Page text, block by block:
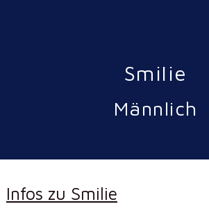
Smilie
Männlich
Infos zu Smilie